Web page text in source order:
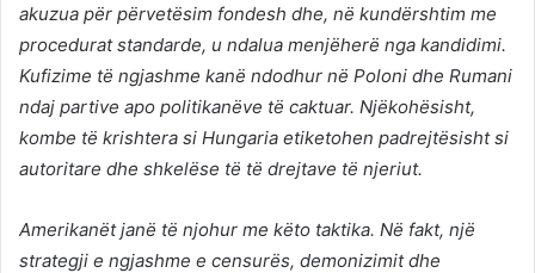
akuzua për përvetësim fondesh dhe, në kundërshtim me
procedurat standarde, u ndalua menjëherë nga kandidimi.
Kufizime të ngjashme kanë ndodhur në Poloni dhe Rumani
ndaj partive apo politikanëve të caktuar. Njëkohësisht,
kombe të krishtera si Hungaria etiketohen padrejtësisht si
autoritare dhe shkelëse të të drejtave të njeriut.
Amerikanët janë të njohur me këto taktika. Në fakt, një
strategji e ngjashme e censurës, demonizimit dhe